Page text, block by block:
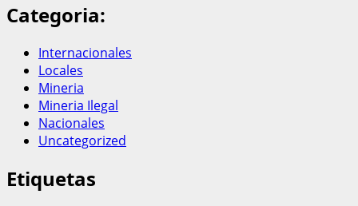
Categoria:
Internacionales
Locales
Mineria
Mineria Ilegal
Nacionales
Uncategorized
Etiquetas